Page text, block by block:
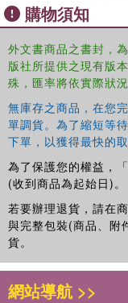
購物須知
外文書商品之書封，
版社所提供之現有版
殊，匯率將依實際狀況
無庫存之商品，在您
單調貨。為了縮短等
下單，以獲得最快的
為了保護您的權益，
(收到商品為起始日)。
若要辦理退貨，請在
與完整包裝(商品、附
貨。
網站導航 >>